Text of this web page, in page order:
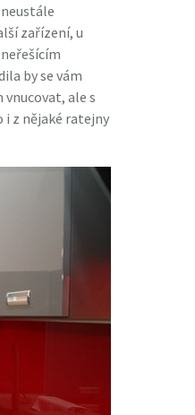
zařízení, u
by se vám
vnucovat, ale s
i z nějaké ratejny